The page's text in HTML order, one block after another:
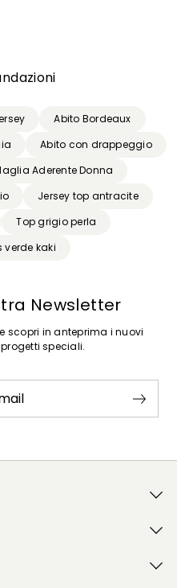
Abito Bordeaux
Abito con drappeggio
Aderente Donna
Jersey top antracite
Top grigio perla
verde kaki
Newsletter
scopri in anteprima i nuovi
speciali.